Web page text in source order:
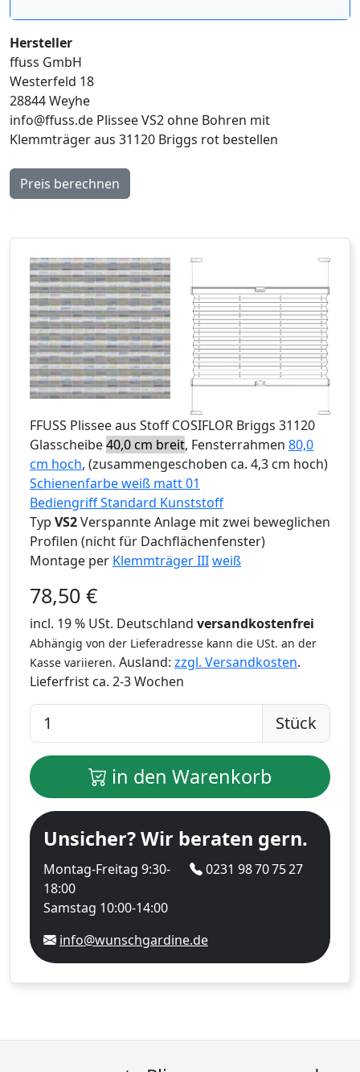
Hersteller
ffuss GmbH
Westerfeld 18
28844 Weyhe
info@ffuss.de Plissee VS2 ohne Bohren mit
Klemmträger aus 31120 Briggs rot bestellen
Preis berechnen
FFUSS Plissee aus Stoff COSIFLOR Briggs 31120
Glasscheibe40,0 cm breit, Fensterrahmen 80,0
cm hoch, (zusammengeschoben ca. 4,3 cm hoch)
Schienenfarbe weiß matt 01
Bediengriff Standard Kunststoff
Typ VS2Verspannte Anlage mit zwei beweglichen
Profilen (nicht für Dachflächenfenster)
Montage per Klemmträger IIIweiß
78,50 €
incl. 19 % USt. Deutschland versandkostenfrei
Abhängig von der Lieferadresse kann die USt. an der
Kasse variieren. Ausland: zzgl. Versandkosten.
Lieferfrist ca. 2-3 Wochen
Stück
in den Warenkorb
Unsicher? Wir beraten gern.
Montag-Freitag 9:30-
18:00
Samstag 10:00-14:00
0231 98 70 75 27
info@wunschgardine.de